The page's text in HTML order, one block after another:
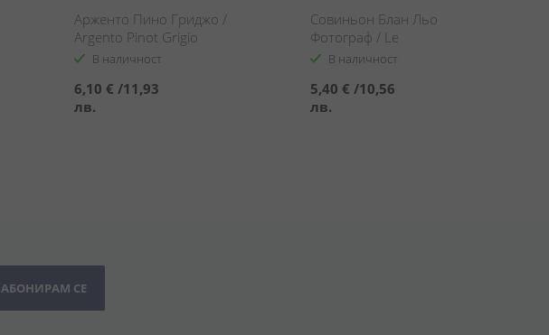
Арженто Пино Гриджо /
Argento Pinot Grigio
В наличност
6,10 € /11,93
лв.
Совиньон Блан Льо
Фотограф / Le
Photographe Sauvignon
В наличност
5,40 € /10,56
лв.
АБОНИРАМ СЕ